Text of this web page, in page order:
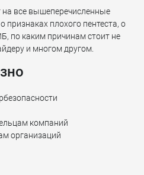
на все вышеперечисленные
признаках плохого пентеста, о
по каким причинам стоит не
и многом другом.
компаний
организаций